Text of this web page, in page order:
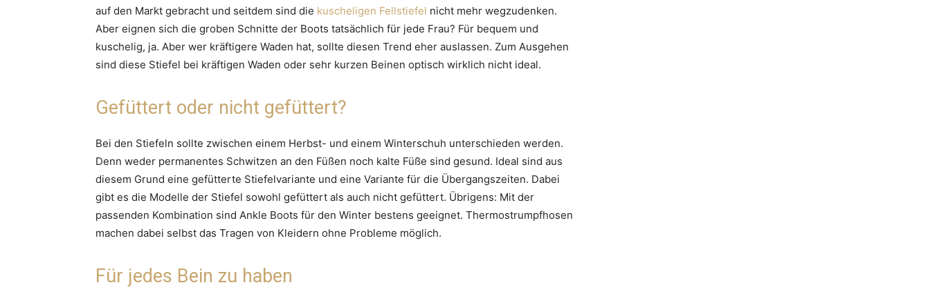
auf den Markt gebracht und seitdem sind die kuscheligen Fellstiefel nicht mehr wegzudenken.
Aber eignen sich die groben Schnitte der Boots tatsächlich für jede Frau? Für bequem und
kuschelig, ja. Aber wer kräftigere Waden hat, sollte diesen Trend eher auslassen. Zum Ausgehen
sind diese Stiefel bei kräftigen Waden oder sehr kurzen Beinen optisch wirklich nicht ideal.
Gefüttert oder nicht gefüttert?
Bei den Stiefeln sollte zwischen einem Herbst- und einem Winterschuh unterschieden werden.
Denn weder permanentes Schwitzen an den Füßen noch kalte Füße sind gesund. Ideal sind aus
diesem Grund eine gefütterte Stiefelvariante und eine Variante für die Übergangszeiten. Dabei
gibt es die Modelle der Stiefel sowohl gefüttert als auch nicht gefüttert. Übrigens: Mit der
passenden Kombination sind Ankle Boots für den Winter bestens geeignet. Thermostrumpfhosen
machen dabei selbst das Tragen von Kleidern ohne Probleme möglich.
Für jedes Bein zu haben